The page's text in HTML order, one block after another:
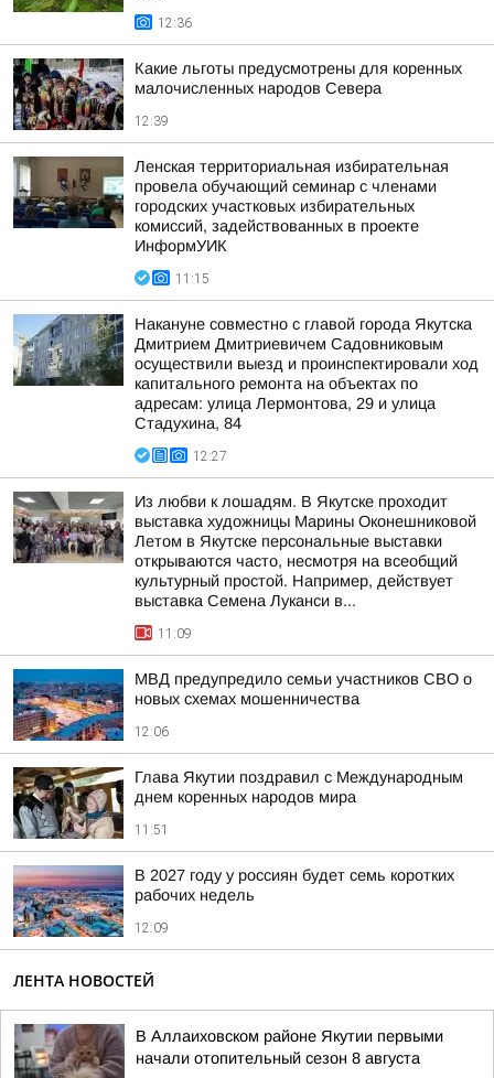
12:36
Какие льготы предусмотрены для коренных
малочисленных народов Севера
12:39
Ленская территориальная избирательная
провела обучающий семинар с членами
городских участковых избирательных
комиссий, задействованных в проекте
ИнформУИК
11:15
Накануне совместно с главой города Якутска
Дмитрием Дмитриевичем Садовниковым
осуществили выезд и проинспектировали ход
капитального ремонта на объектах по
адресам: улица Лермонтова, 29 и улица
Стадухина, 84
12:27
Из любви к лошадям. В Якутске проходит
выставка художницы Марины Оконешниковой
Летом в Якутске персональные выставки
открываются часто, несмотря на всеобщий
культурный простой. Например, действует
выставка Семена Луканси в...
11:09
МВД предупредило семьи участников СВО о
новых схемах мошенничества
12:06
Глава Якутии поздравил с Международным
днем коренных народов мира
11:51
В 2027 году у россиян будет семь коротких
рабочих недель
12:09
ЛЕНТА НОВОСТЕЙ
В Аллаиховском районе Якутии первыми
начали отопительный сезон 8 августа